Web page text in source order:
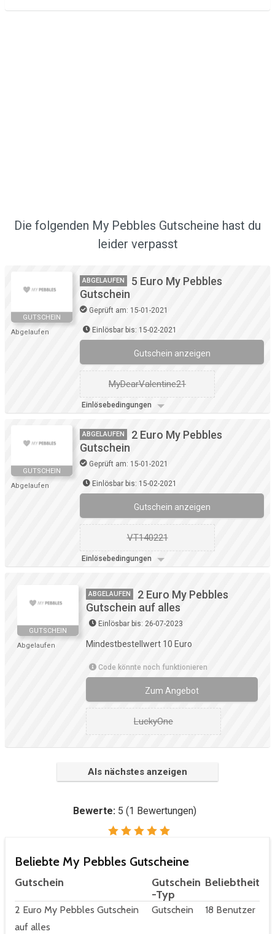
Die folgenden My Pebbles Gutscheine hast du
leider verpasst
GUTSCHEIN
Abgelaufen
ABGELAUFEN
5 Euro My Pebbles
Gutschein
Geprüft am: 15-01-2021
Einlösbar bis: 15-02-2021
Gutschein anzeigen
MyDearValentine21
Einlösebedingungen
GUTSCHEIN
Abgelaufen
ABGELAUFEN
2 Euro My Pebbles
Gutschein
Geprüft am: 15-01-2021
Einlösbar bis: 15-02-2021
Gutschein anzeigen
VT140221
Einlösebedingungen
GUTSCHEIN
Abgelaufen
ABGELAUFEN
2 Euro My Pebbles
Gutschein auf alles
Einlösbar bis: 26-07-2023
Mindestbestellwert 10 Euro
Code könnte noch funktionieren
Zum Angebot
LuckyOne
Als nächstes anzeigen
Bewerte: 5 (1 Bewertungen)
Beliebte My Pebbles Gutscheine
Gutschein
Gutschein
-Typ
Beliebtheit
2 Euro My Pebbles Gutschein
auf alles
Gutschein 18 Benutzer